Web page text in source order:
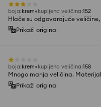
boja:krem kupljena veličina:152
Hlače su odgovarajuće
Prikaži original
boja:krem kupljena veličina:158
Mnogo manja veličina.
Prikaži original